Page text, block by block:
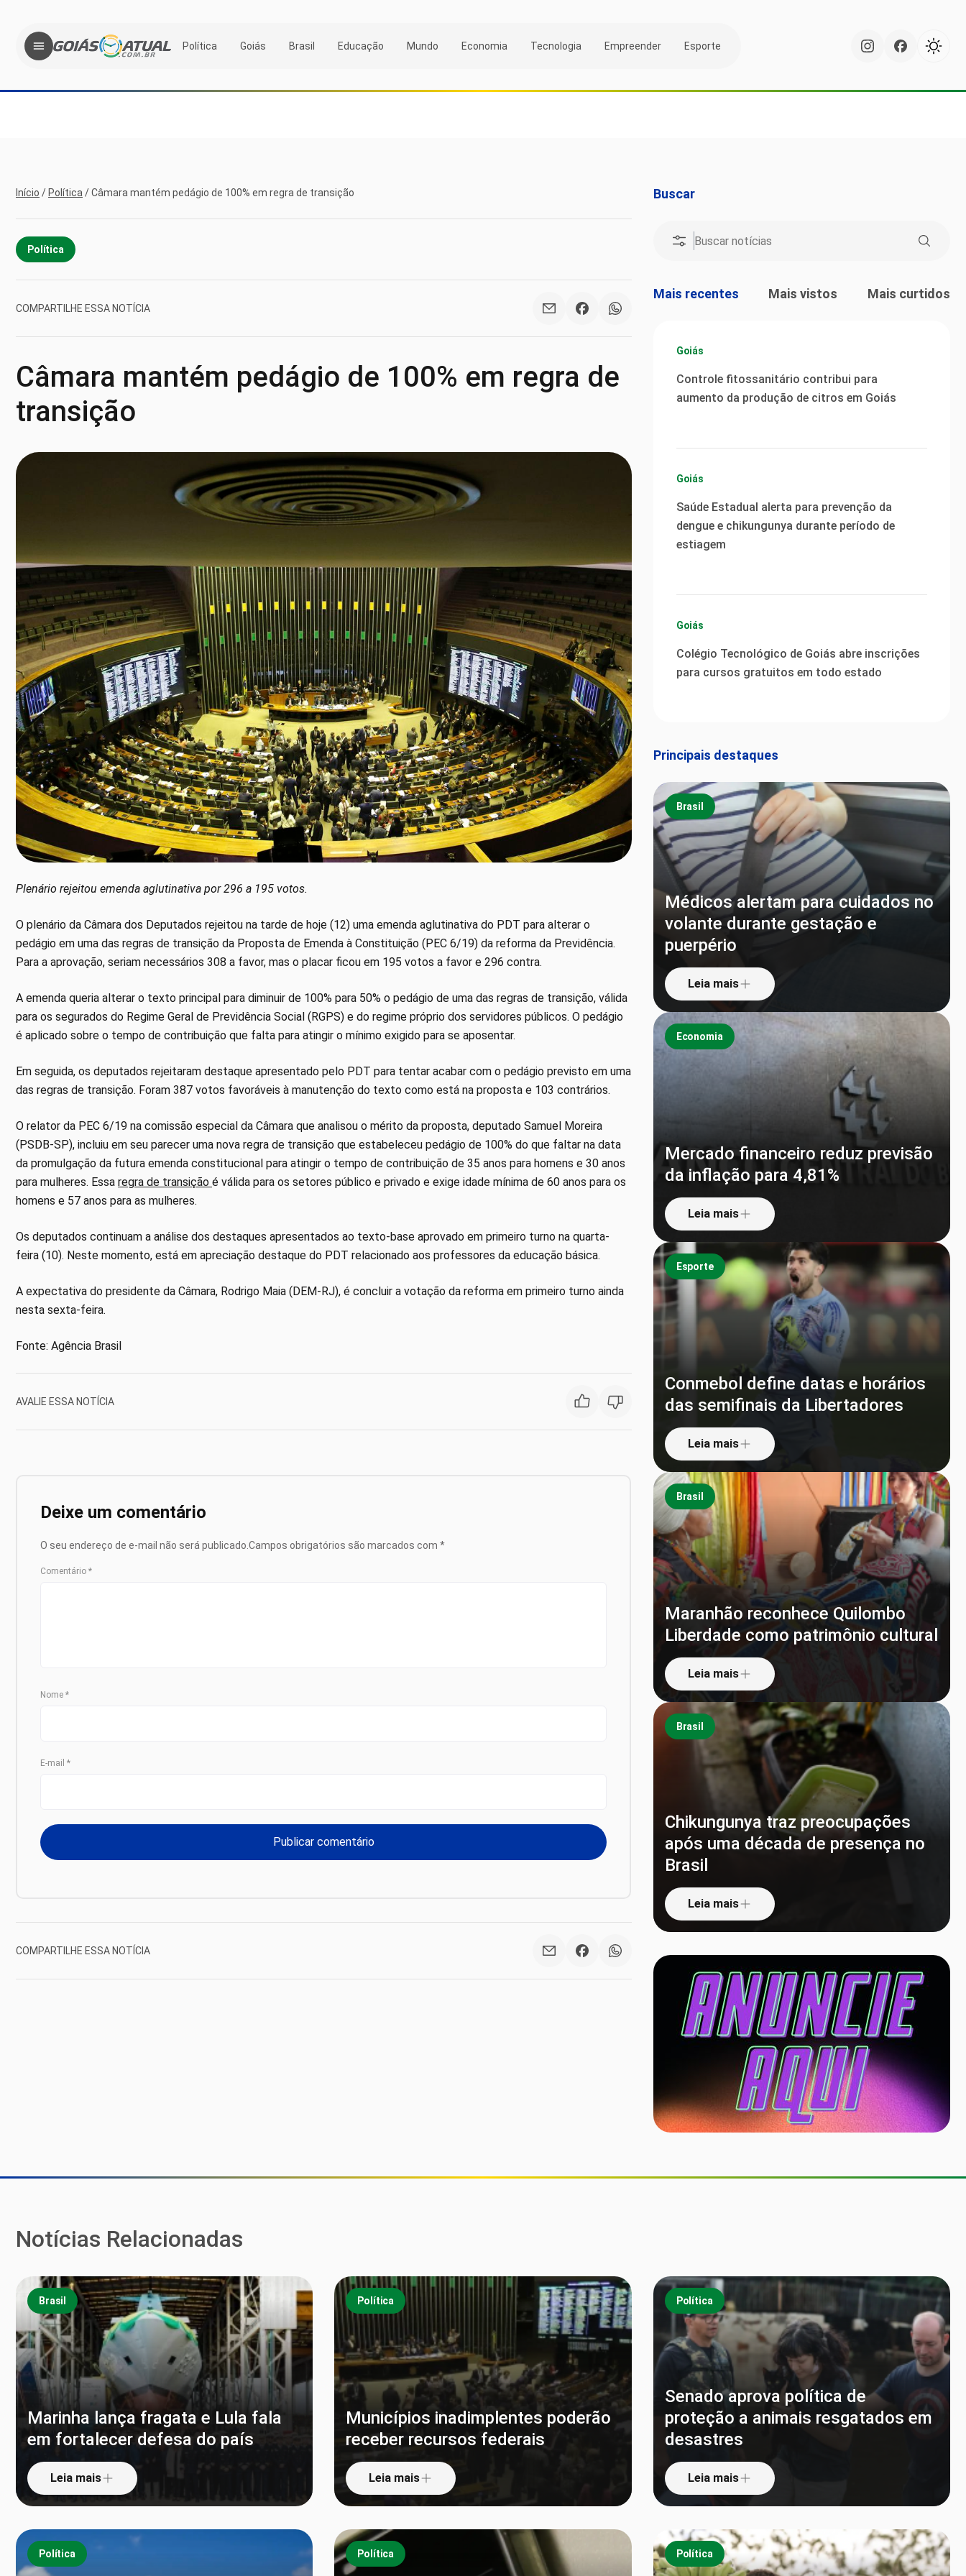
Política Goiás Brasil Educação Mundo Economia Tecnologia Empreender Esporte
Início / Política /Câmara mantém pedágio de 100% em regra de transição
Política
COMPARTILHE ESSA NOTÍCIA
Câmara mantém pedágio de 100% em regra de
transição
Plenário rejeitou emenda aglutinativa por 296 a 195 votos.
O plenário da Câmara dos Deputados rejeitou na tarde de hoje (12) uma emenda aglutinativa do PDT para alterar o
pedágio em uma das regras de transição da Proposta de Emenda à Constituição (PEC 6/19) da reforma da Previdência.
Para a aprovação, seriam necessários 308 a favor, mas o placar ficou em 195 votos a favor e 296 contra.
A emenda queria alterar o texto principal para diminuir de 100% para 50% o pedágio de uma das regras de transição, válida
para os segurados do Regime Geral de Previdência Social (RGPS) e do regime próprio dos servidores públicos. O pedágio
é aplicado sobre o tempo de contribuição que falta para atingir o mínimo exigido para se aposentar.
Em seguida, os deputados rejeitaram destaque apresentado pelo PDT para tentar acabar com o pedágio previsto em uma
das regras de transição. Foram 387 votos favoráveis à manutenção do texto como está na proposta e 103 contrários.
O relator da PEC 6/19 na comissão especial da Câmara que analisou o mérito da proposta, deputado Samuel Moreira
(PSDB-SP), incluiu em seu parecer uma nova regra de transição que estabeleceu pedágio de 100% do que faltar na data
da promulgação da futura emenda constitucional para atingir o tempo de contribuição de 35 anos para homens e 30 anos
para mulheres. Essa regra de transição é válida para os setores público e privado e exige idade mínima de 60 anos para os
homens e 57 anos para as mulheres.
Os deputados continuam a análise dos destaques apresentados ao texto-base aprovado em primeiro turno na quarta-
feira (10). Neste momento, está em apreciação destaque do PDT relacionado aos professores da educação básica.
A expectativa do presidente da Câmara, Rodrigo Maia (DEM-RJ), é concluir a votação da reforma em primeiro turno ainda
nesta sexta-feira.
Fonte: Agência Brasil
AVALIE ESSA NOTÍCIA
Deixe um comentário
O seu endereço de e-mail não será publicado. Campos obrigatórios são marcados com *
Comentário *
Nome *
E-mail *
COMPARTILHE ESSA NOTÍCIA
Buscar
Mais recentes Mais vistos Mais curtidos
Goiás
Controle fitossanitário contribui para
aumento da produção de citros em Goiás
Goiás
Saúde Estadual alerta para prevenção da
dengue e chikungunya durante período de
estiagem
Goiás
Colégio Tecnológico de Goiás abre inscrições
para cursos gratuitos em todo estado
Principais destaques
Brasil
Médicos alertam para cuidados no
volante durante gestação e
puerpério
Leia mais
Economia
Mercado financeiro reduz previsão
da inflação para 4,81%
Leia mais
Esporte
Conmebol define datas e horários
das semifinais da Libertadores
Leia mais
Brasil
Maranhão reconhece Quilombo
Liberdade como patrimônio cultural
Leia mais
Brasil
Chikungunya traz preocupações
após uma década de presença no
Brasil
Leia mais
Notícias Relacionadas
Brasil
Marinha lança fragata e Lula fala
em fortalecer defesa do país
Leia mais
Política
Municípios inadimplentes poderão
receber recursos federais
Leia mais
Política
Senado aprova política de
proteção a animais resgatados em
desastres
Leia mais
Política Política Política